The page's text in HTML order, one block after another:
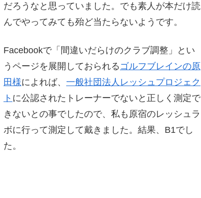
だろうなと思っていました。でも素人が本だけ読
んでやってみても殆ど当たらないようです。
Facebookで「間違いだらけのクラブ調整」とい
うページを展開しておられる ゴルフブレインの原
田様によれば、 一般社団法人レッシュプロジェク
ト に公認されたトレーナーでないと正しく測定で
きないとの事でしたので、私も原宿のレッシュラ
ボに行って測定して戴きました。結果、B1でし
た。